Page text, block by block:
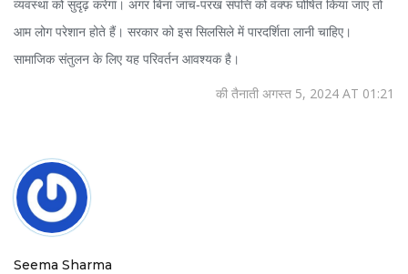
व्यवस्था को सुदृढ़ करेगा। अगर बिना जांच‑परख संपत्ति को वक्फ घोषित किया जाए तो
आम लोग परेशान होते हैं। सरकार को इस सिलसिले में पारदर्शिता लानी चाहिए।
सामाजिक संतुलन के लिए यह परिवर्तन आवश्यक है।
की तैनाती अगस्त 5, 2024 AT 01:21
Seema Sharma